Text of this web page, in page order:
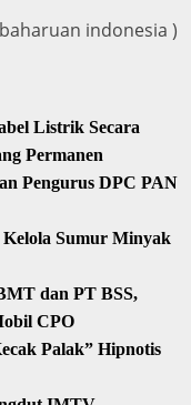
indonesia )
Listrik Secara
Permanen
Pengurus DPC PAN
Sumur Minyak
dan PT BSS,
CPO
Palak” Hipnotis